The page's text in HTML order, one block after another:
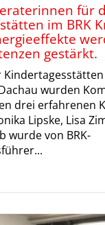
für
im BRK
gestärkt.
Kindertagesstätten
wurden
drei erfahrenen
Lipske, Lisa
wurde von BRK-